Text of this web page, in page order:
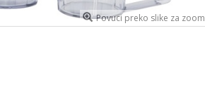
Povuci preko slike za zoom